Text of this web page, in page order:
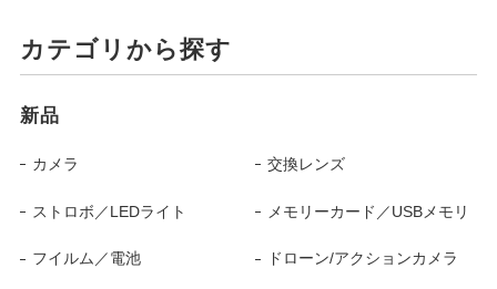
カテゴリから探す
新品
カメラ 交換レンズ
ストロボ／LEDライト メモリーカード／USBメモリ
フイルム／電池 ドローン/アクションカメラ